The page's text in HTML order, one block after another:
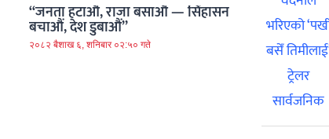
“जनता हटाऔं, राजा बसाऔं — सिंहासन
बचाऔं, देश डुबाऔं”
२०८२ बैशाख ६, शनिबार ०२:५० गते